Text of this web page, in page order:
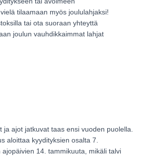
tilaamaan myös joululahjaksi!
tai ota suoraan yhteyttä
joulun vauhdikkaimmat lahjat
ja ajot jatkuvat taas ensi vuoden puolella.
aloittaa kyydityksien osalta 7.
14. tammikuuta, mikäli talvi